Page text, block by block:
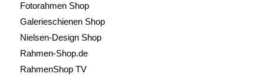
Fotorahmen Shop
Galerieschienen Shop
Nielsen-Design Shop
Rahmen-Shop.de
RahmenShop TV